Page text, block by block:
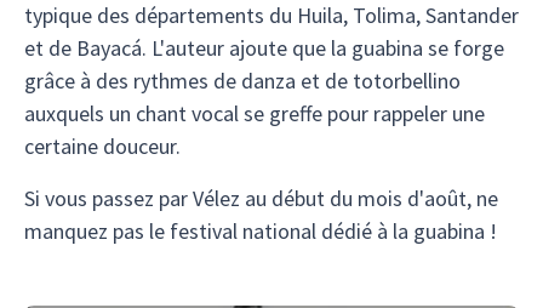
typique des départements du Huila, Tolima, Santander
et de Bayacá. L'auteur ajoute que la guabina se forge
grâce à des rythmes de danza et de totorbellino
auxquels un chant vocal se greffe pour rappeler une
certaine douceur.
Si vous passez par Vélez au début du mois d'août, ne
manquez pas le festival national dédié à la guabina !